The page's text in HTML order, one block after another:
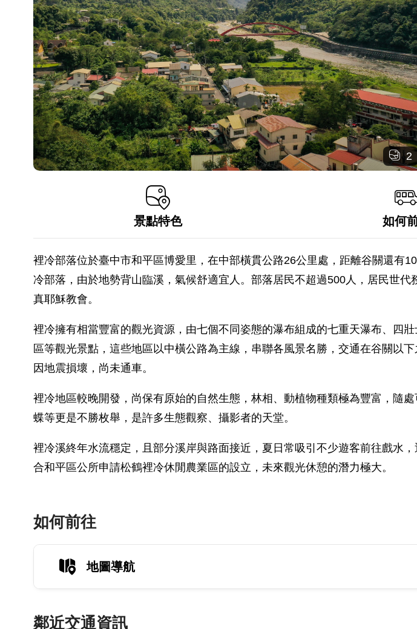
2
景點特色 如何
裡冷部落位於臺中市和平區博愛里，在中部橫貫公路26公里處，距離谷關還有
冷部落，由於地勢背山臨溪，氣候舒適宜人。部落居民不超過500人，居民世
真耶穌教會。
裡冷擁有相當豐富的觀光資源，由七個不同姿態的瀑布組成的七重天瀑布、四
區等觀光景點，這些地區以中橫公路為主線，串聯各風景名勝，交通在谷關以
因地震損壞，尚未通車。
裡冷地區較晚開發，尚保有原始的自然生態，林相、動植物種類極為豐富，隨
蝶等更是不勝枚舉，是許多生態觀察、攝影者的天堂。
裡冷溪終年水流穩定，且部分溪岸與路面接近，夏日常吸引不少遊客前往戲水
合和平區公所申請松鶴裡冷休閒農業區的設立，未來觀光休憩的潛力極大。
如何前往
地圖導航
鄰近交通資訊